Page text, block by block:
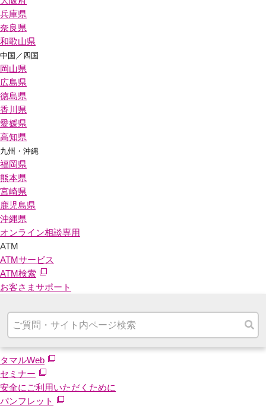
兵庫県
奈良県
和歌山県
中国／四国
岡山県
広島県
徳島県
香川県
愛媛県
高知県
九州・沖縄
福岡県
熊本県
宮崎県
鹿児島県
沖縄県
オンライン相談専用
ATM
ATMサービス
ATM検索
お客さまサポート
タマルWeb
セミナー
安全にご利用いただくために
パンフレット